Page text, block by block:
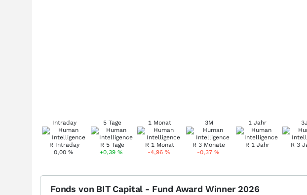
Intraday
0,00%
5 Tage
+0,39%
1 Monat
-4,96 %
3M
-0,37 %
1 Jahr 3J
Fonds von BIT Capital - Fund Award Winner 2026